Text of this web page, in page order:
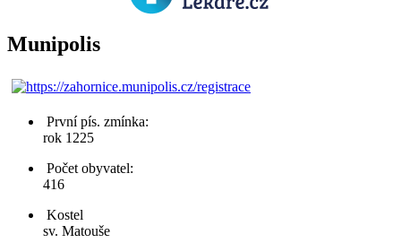
Munipolis
První pís. zmínka:
rok 1225
Počet obyvatel:
416
Kostel
sv. Matouše